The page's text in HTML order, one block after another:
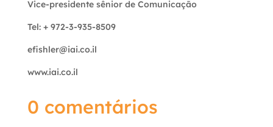
Vice-presidente sênior de Comunicação
Tel: + 972-3-935-8509
efishler@iai.co.il
www.iai.co.il
0 comentários